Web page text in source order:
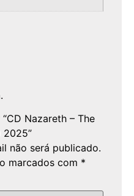
Nazareth – The
2025”
não será publicado.
marcados com *